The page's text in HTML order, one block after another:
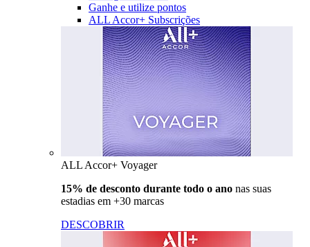
Ganhe e utilize pontos
ALL Accor+ Subscrições
ALL Accor+ Voyager
15% de desconto durante todo o ano nas suas
estadias em +30 marcas
DESCOBRIR